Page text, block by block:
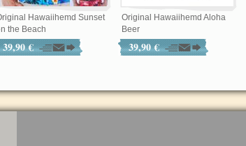
Hawaiihemd Sunset
the Beach
39,90 €
Original Hawaiihemd Aloha
Beer
39,90 €